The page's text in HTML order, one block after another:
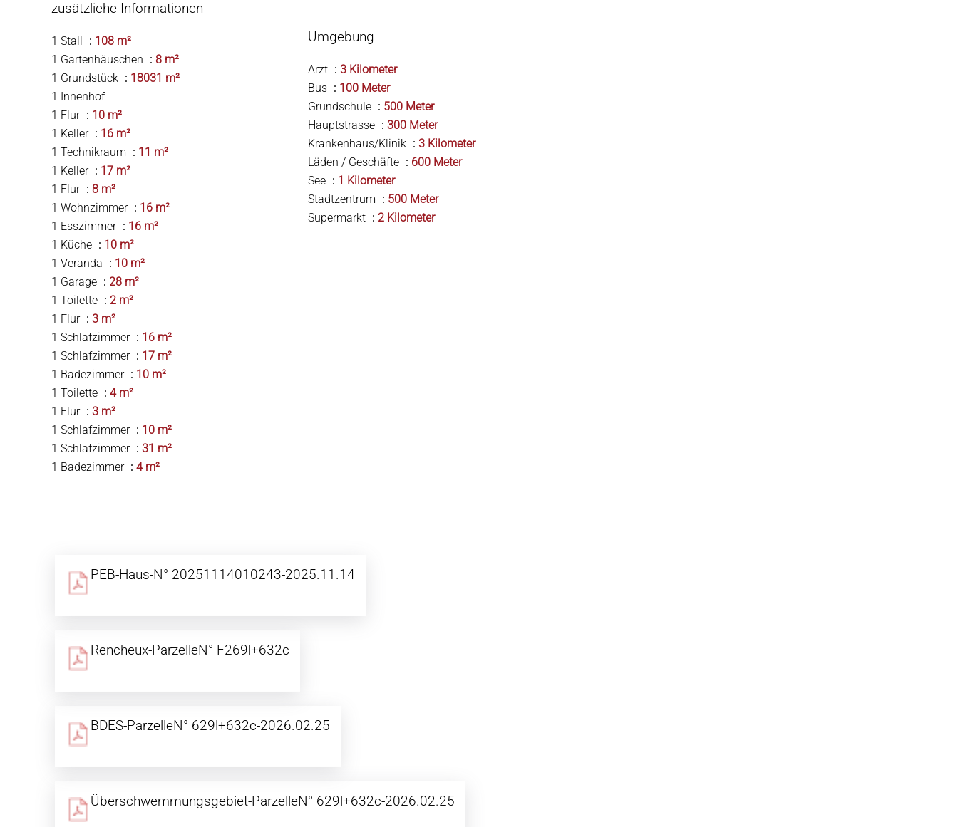
zusätzliche Informationen
1 Stall
108 m²
1 Gartenhäuschen
8 m²
1 Grundstück
18031 m²
1 Innenhof
1 Flur
10 m²
1 Keller
16 m²
1 Technikraum
11 m²
1 Keller
17 m²
1 Flur
8 m²
1 Wohnzimmer
16 m²
1 Esszimmer
16 m²
1 Küche
10 m²
1 Veranda
10 m²
1 Garage
28 m²
1 Toilette
2 m²
1 Flur
3 m²
1 Schlafzimmer
16 m²
1 Schlafzimmer
17 m²
1 Badezimmer
10 m²
1 Toilette
4 m²
1 Flur
3 m²
1 Schlafzimmer
10 m²
1 Schlafzimmer
31 m²
1 Badezimmer
4 m²
Umgebung
Arzt
3 Kilometer
Bus
100 Meter
Grundschule
500 Meter
Hauptstrasse
300 Meter
Krankenhaus/Klinik
3 Kilometer
Läden / Geschäfte
600 Meter
See
1 Kilometer
Stadtzentrum
500 Meter
Supermarkt
2 Kilometer
PEB-Haus-N° 20251114010243-2025.11.14
Rencheux-ParzelleN° F269l+632c
BDES-ParzelleN° 629l+632c-2026.02.25
Überschwemmungsgebiet-ParzelleN° 629l+632c-2026.02.25